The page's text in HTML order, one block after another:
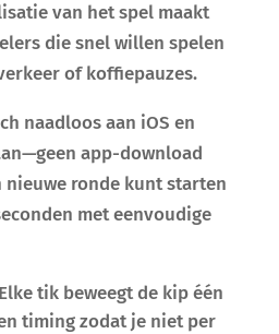
van het spel maakt
die snel willen spelen
of koffiepauzes.
naadloos aan iOS en
app-download
ronde kunt starten
met eenvoudige
tik beweegt de kip één
timing zodat je niet per